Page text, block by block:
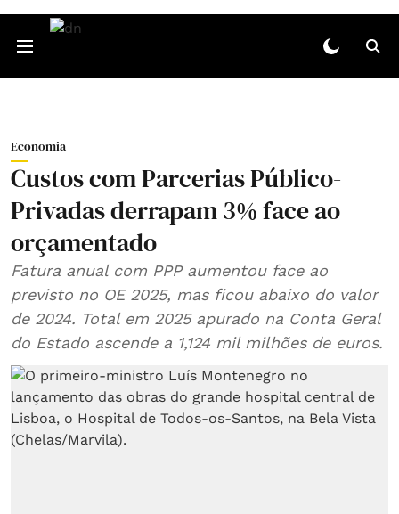
Economia
Custos com Parcerias Público-
Privadas derrapam 3% face ao
orçamentado
Fatura anual com PPP aumentou face ao
previsto no OE 2025, mas ficou abaixo do valor
de 2024. Total em 2025 apurado na Conta Geral
do Estado ascende a 1,124 mil milhões de euros.